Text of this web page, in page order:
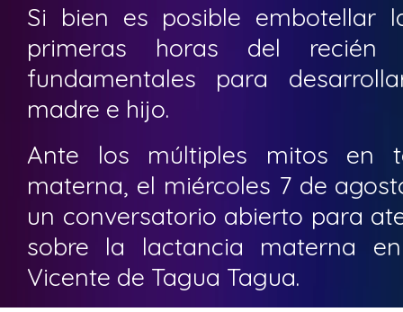
Si bien es posible embotellar
primeras horas del recién
fundamentales para
madre e hijo.
Ante los múltiples mitos en
materna, el miércoles 7 de
un conversatorio abierto para
sobre la lactancia materna
Vicente de Tagua Tagua.